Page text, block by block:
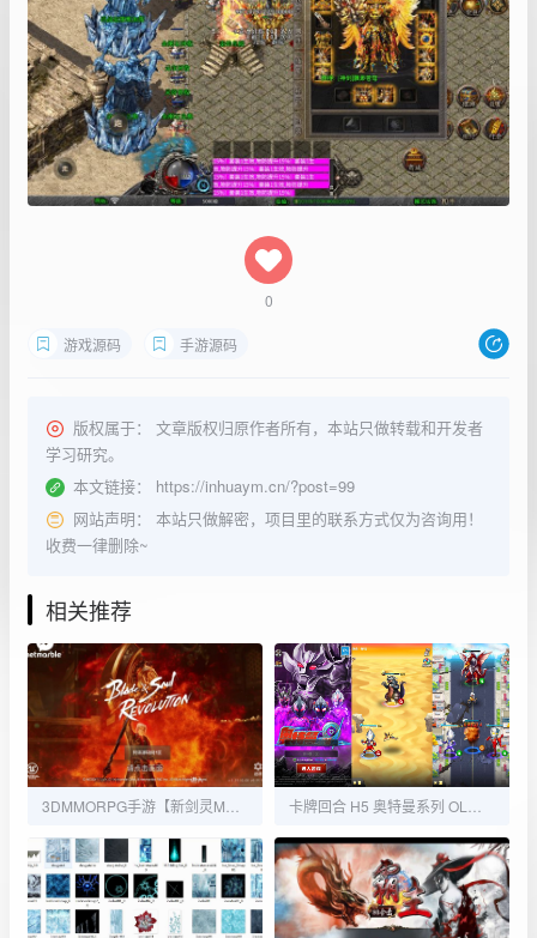
0
游戏源码 手游源码
版权属于：
文章版权归原作者所有，本站只做转载和开发者
学习研究。
本文链接：
https://inhuaym.cn/?post=99
网站声明：
本站只做解密，项目里的联系方式仅为咨询用！
收费一律删除~
相关推荐